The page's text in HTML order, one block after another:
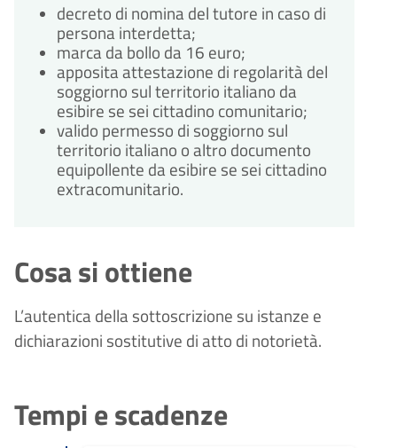
decreto di nomina del tutore in caso di
persona interdetta;
marca da bollo da 16 euro;
apposita attestazione di regolarità del
soggiorno sul territorio italiano da
esibire se sei cittadino comunitario;
valido permesso di soggiorno sul
territorio italiano o altro documento
equipollente da esibire se sei cittadino
extracomunitario.
Cosa si ottiene
L’autentica della sottoscrizione su istanze e
dichiarazioni sostitutive di atto di notorietà.
Tempi e scadenze